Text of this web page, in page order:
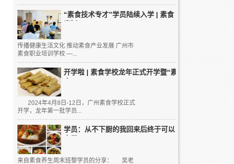
“素食技术专才”学员陆续入学 | 素食
传播健康生活文化 推动素食产业发展 广州市
素食职业培训学校 —...
开学啦 | 素食学校龙年正式开学暨“素
食...
2024年4月8日-12日，广州素食学校正式
开学，龙年第一批学员...
学员：从不下厨的我回来后终于可以
来自素食养生周末班黎学员的分享： 吴老